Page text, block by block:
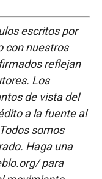
escritos por
con nuestros
reflejan
Los
de vista del
a la fuente al
somos
Haga una
para